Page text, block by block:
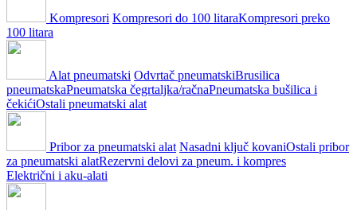
Kompresori Kompresori do 100 litaraKompresori preko
100 litara
Alat pneumatski Odvrtač pneumatskiBrusilica
pneumatskaPneumatska čegrtaljka/račnaPneumatska bušilica i
čekićiOstali pneumatski alat
Pribor za pneumatski alat Nasadni ključ kovaniOstali pribor
za pneumatski alatRezervni delovi za pneum. i kompres
Električni i aku-alati